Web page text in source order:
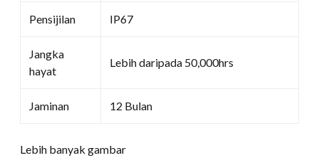
Pensijilan IP67
Jangka
hayat
Lebih daripada 50,000hrs
Jaminan 12 Bulan
Lebih banyak gambar